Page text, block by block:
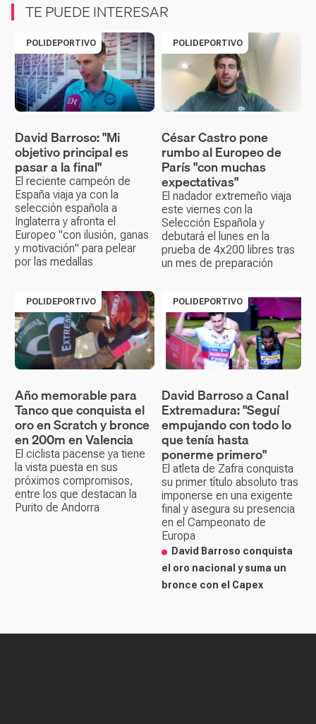
TE PUEDE INTERESAR
POLIDEPORTIVO
David Barroso: "Mi
objetivo principal es
pasar a la final"
El reciente campeón de
España viaja ya con la
selección española a
Inglaterra y afronta el
Europeo "con ilusión, ganas
y motivación" para pelear
por las medallas
POLIDEPORTIVO
César Castro pone
rumbo al Europeo de
París "con muchas
expectativas"
El nadador extremeño viaja
este viernes con la
Selección Española y
debutará el lunes en la
prueba de 4x200 libres tras
un mes de preparación
POLIDEPORTIVO
Año memorable para
Tanco que conquista el
oro en Scratch y bronce
en 200m en Valencia
El ciclista pacense ya tiene
la vista puesta en sus
próximos compromisos,
entre los que destacan la
Purito de Andorra
POLIDEPORTIVO
David Barroso a Canal
Extremadura: "Seguí
empujando con todo lo
que tenía hasta
ponerme primero"
El atleta de Zafra conquista
su primer título absoluto tras
imponerse en una exigente
final y asegura su presencia
en el Campeonato de
Europa
David Barroso conquista
el oro nacional y suma un
bronce con el Capex